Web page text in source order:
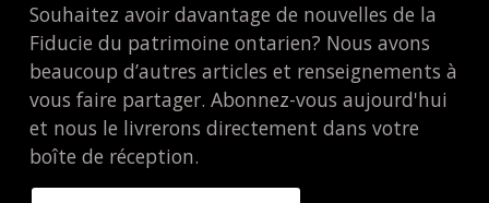
Souhaitez avoir davantage de nouvelles de la
Fiducie du patrimoine ontarien? Nous avons
beaucoup d’autres articles et renseignements à
vous faire partager. Abonnez-vous aujourd'hui
et nous le livrerons directement dans votre
boîte de réception.